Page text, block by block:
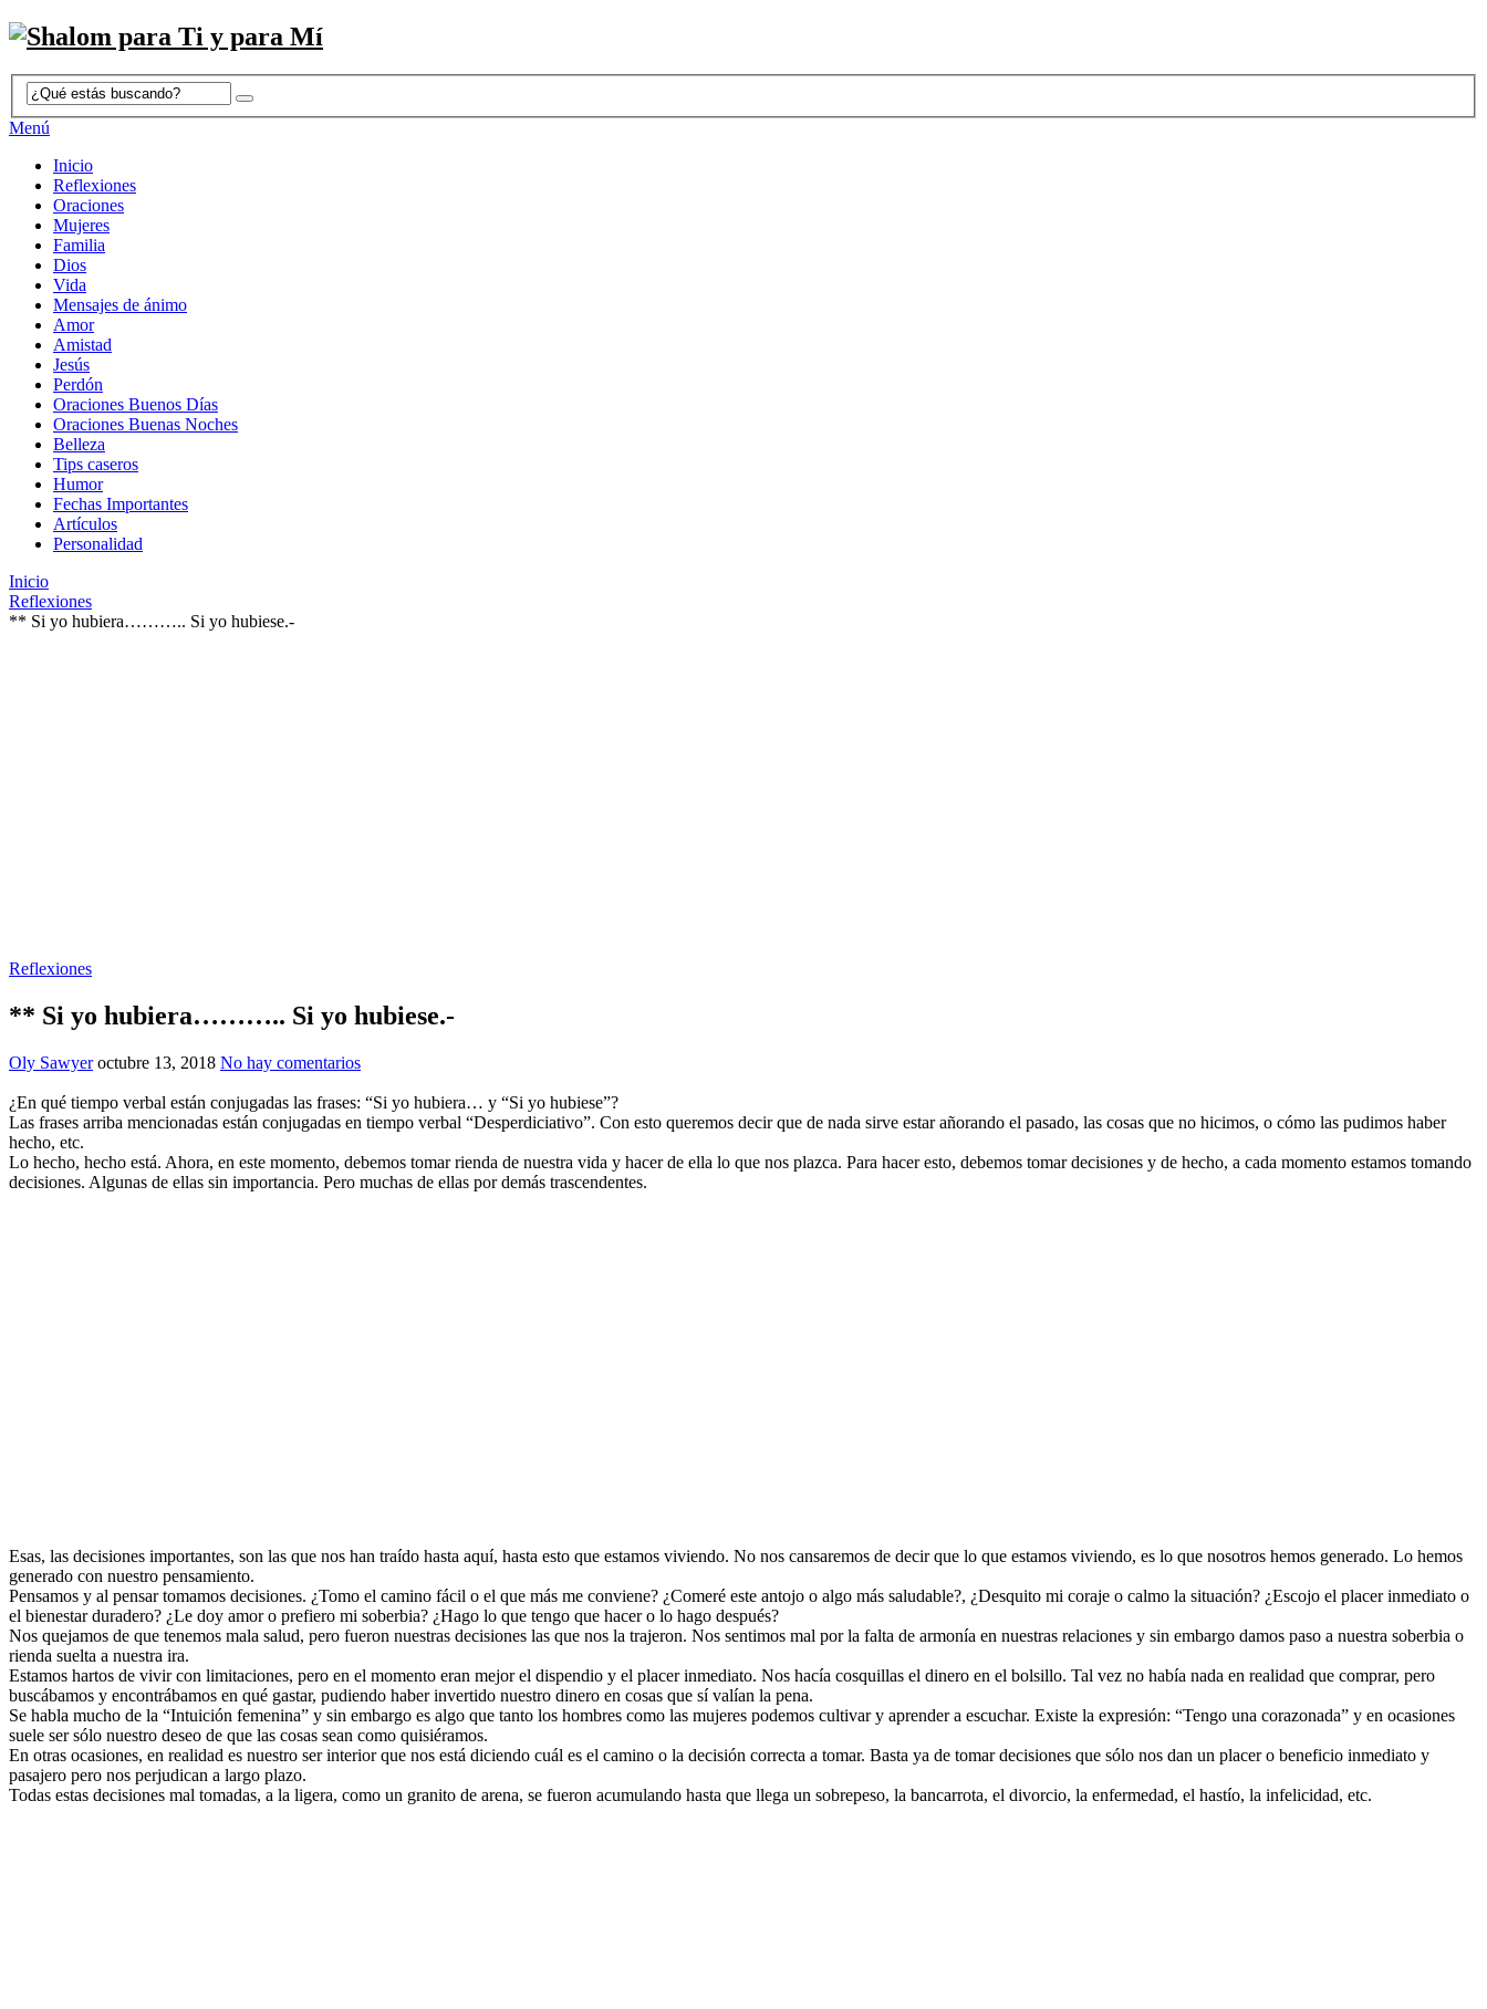
Menú
Inicio
Reflexiones
Oraciones
Mujeres
Familia
Dios
Vida
Mensajes de ánimo
Amor
Amistad
Jesús
Perdón
Oraciones Buenos Días
Oraciones Buenas Noches
Belleza
Tips caseros
Humor
Fechas Importantes
Artículos
Personalidad
Inicio
Reflexiones
** Si yo hubiera……….. Si yo hubiese.-
Reflexiones
** Si yo hubiera……….. Si yo hubiese.-
Oly Sawyer octubre 13, 2018 No hay comentarios
¿En qué tiempo verbal están conjugadas las frases: “Si yo hubiera… y “Si yo hubiese”?
Las frases arriba mencionadas están conjugadas en tiempo verbal “Desperdiciativo”. Con esto queremos decir que de nada sirve estar añorando el pasado, las cosas que no hicimos, o cómo las pudimos haber
hecho, etc.
Lo hecho, hecho está. Ahora, en este momento, debemos tomar rienda de nuestra vida y hacer de ella lo que nos plazca. Para hacer esto, debemos tomar decisiones y de hecho, a cada momento estamos tomando
decisiones. Algunas de ellas sin importancia. Pero muchas de ellas por demás trascendentes.
Esas, las decisiones importantes, son las que nos han traído hasta aquí, hasta esto que estamos viviendo. No nos cansaremos de decir que lo que estamos viviendo, es lo que nosotros hemos generado. Lo hemos
generado con nuestro pensamiento.
Pensamos y al pensar tomamos decisiones. ¿Tomo el camino fácil o el que más me conviene? ¿Comeré este antojo o algo más saludable?, ¿Desquito mi coraje o calmo la situación? ¿Escojo el placer inmediato o
el bienestar duradero? ¿Le doy amor o prefiero mi soberbia? ¿Hago lo que tengo que hacer o lo hago después?
Nos quejamos de que tenemos mala salud, pero fueron nuestras decisiones las que nos la trajeron. Nos sentimos mal por la falta de armonía en nuestras relaciones y sin embargo damos paso a nuestra soberbia o
rienda suelta a nuestra ira.
Estamos hartos de vivir con limitaciones, pero en el momento eran mejor el dispendio y el placer inmediato. Nos hacía cosquillas el dinero en el bolsillo. Tal vez no había nada en realidad que comprar, pero
buscábamos y encontrábamos en qué gastar, pudiendo haber invertido nuestro dinero en cosas que sí valían la pena.
Se habla mucho de la “Intuición femenina” y sin embargo es algo que tanto los hombres como las mujeres podemos cultivar y aprender a escuchar. Existe la expresión: “Tengo una corazonada” y en ocasiones
suele ser sólo nuestro deseo de que las cosas sean como quisiéramos.
En otras ocasiones, en realidad es nuestro ser interior que nos está diciendo cuál es el camino o la decisión correcta a tomar. Basta ya de tomar decisiones que sólo nos dan un placer o beneficio inmediato y
pasajero pero nos perjudican a largo plazo.
Todas estas decisiones mal tomadas, a la ligera, como un granito de arena, se fueron acumulando hasta que llega un sobrepeso, la bancarrota, el divorcio, la enfermedad, el hastío, la infelicidad, etc.